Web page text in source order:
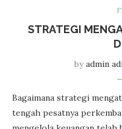
STRATEGI
byadmin
Bagaimana strategi
tengah pesatnya